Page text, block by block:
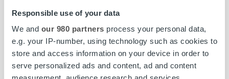
Responsible use of your data
We and our 980 partners process your personal data,
e.g. your IP-number, using technology such as cookies to
store and access information on your device in order to
serve personalized ads and content, ad and content
edelläkävijänä – toimintamallimme pohjautuu omaan
Työllistämme Suomessa, Ruotsissa ja Norjassa noin 400
talouden ammattilaista. Päätoimipisteemme on Kuopiossa.
Vuosittain palvelumme kautta lähetetään noin 180
miljoonaa laskua ja muuta dokumenttia.